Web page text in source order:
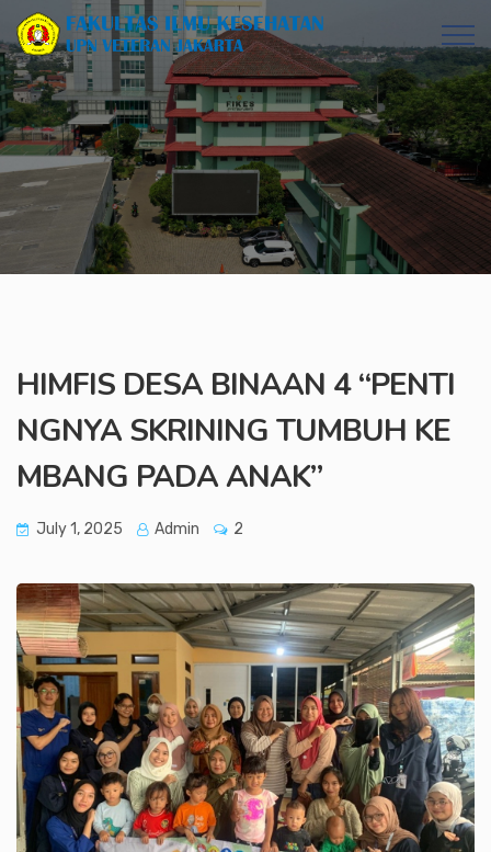
HIMFIS DESA BINAAN 4 “PENTI
NGNYA SKRINING TUMBUH KE
MBANG PADA ANAK”
July 1, 2025 Admin 2